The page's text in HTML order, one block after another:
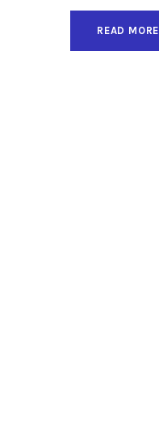
READ MORE